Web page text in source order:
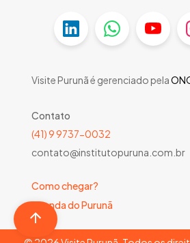
Visite Purunã é gerenciado pela
Contato
(41) 9 9737-0032
contato@institutopuruna.com.br
Como chegar?
Agenda do Purunã